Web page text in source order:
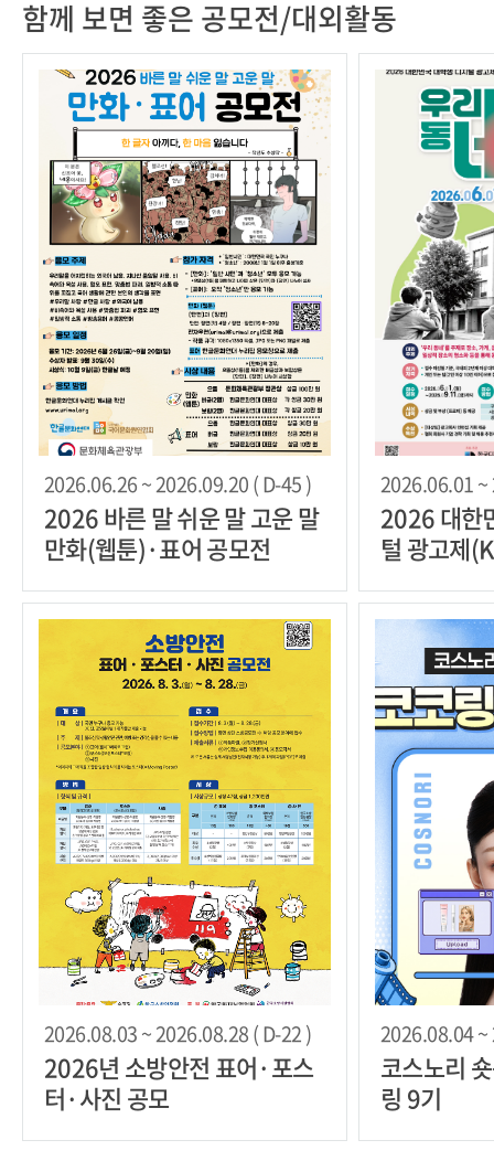
함께 보면 좋은 공모전/대외활동
2026.06.26 ~ 2026.09.20 ( D-45 )
2026 바른 말 쉬운 말 고운 말
만화(웹툰)·표어 공모전
2026.06.01 ~
2026 대한
털 광고제
2026.08.03 ~ 2026.08.28 ( D-22 )
2026년 소방안전 표어·포스
터·사진 공모
2026.08.04 ~
코스노리
링 9기